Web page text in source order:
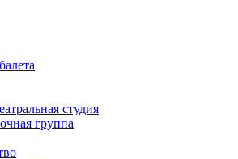
студия
группа